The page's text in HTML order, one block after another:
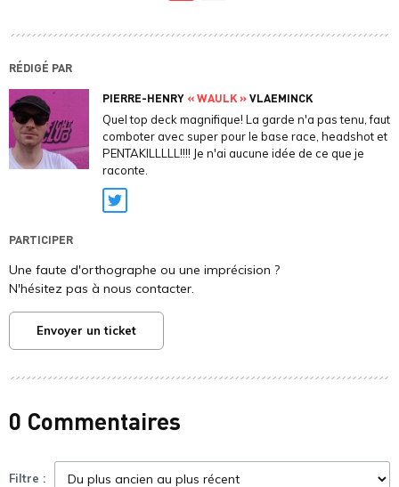
RÉDIGÉ PAR
PIERRE-HENRY « WAULK »VLAEMINCK
Quel top deck magnifique! La garde n'a pas tenu, faut
comboter avec super pour le base race, headshot et
PENTAKILLLLL!!!! Je n'ai aucune idée de ce que je
raconte.
Twitter
PARTICIPER
Une faute d'orthographe ou une imprécision ?
N'hésitez pas à nous contacter.
Envoyer un ticket
0 Commentaires
Filtre :